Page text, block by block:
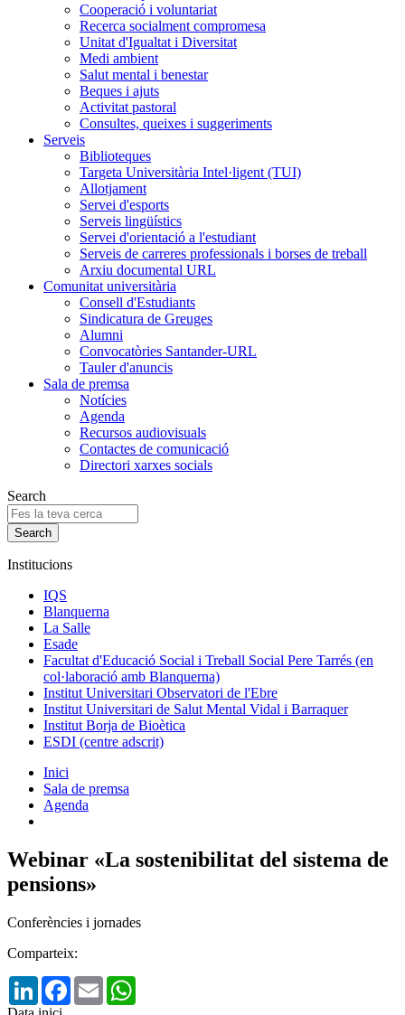
Cooperació i voluntariat
Recerca socialment compromesa
Unitat d'Igualtat i Diversitat
Medi ambient
Salut mental i benestar
Beques i ajuts
Activitat pastoral
Consultes, queixes i suggeriments
Serveis
Biblioteques
Targeta Universitària Intel·ligent (TUI)
Allotjament
Servei d'esports
Serveis lingüístics
Servei d'orientació a l'estudiant
Serveis de carreres professionals i borses de treball
Arxiu documental URL
Comunitat universitària
Consell d'Estudiants
Sindicatura de Greuges
Alumni
Convocatòries Santander-URL
Tauler d'anuncis
Sala de premsa
Notícies
Agenda
Recursos audiovisuals
Contactes de comunicació
Directori xarxes socials
Search
Institucions
IQS
Blanquerna
La Salle
Esade
Facultat d'Educació Social i Treball Social Pere Tarrés (en
col·laboració amb Blanquerna)
Institut Universitari Observatori de l'Ebre
Institut Universitari de Salut Mental Vidal i Barraquer
Institut Borja de Bioètica
ESDI (centre adscrit)
Inici
Sala de premsa
Agenda
Webinar «La sostenibilitat del sistema de
pensions»
Conferències i jornades
Comparteix:
LinkedInFacebook
Email